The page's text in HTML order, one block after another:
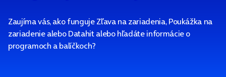
Zaujíma vás, ako funguje Zľava na zariadenia, Poukážka na
zariadenie alebo Datahit alebo hľadáte informácie o
programoch a balíčkoch?